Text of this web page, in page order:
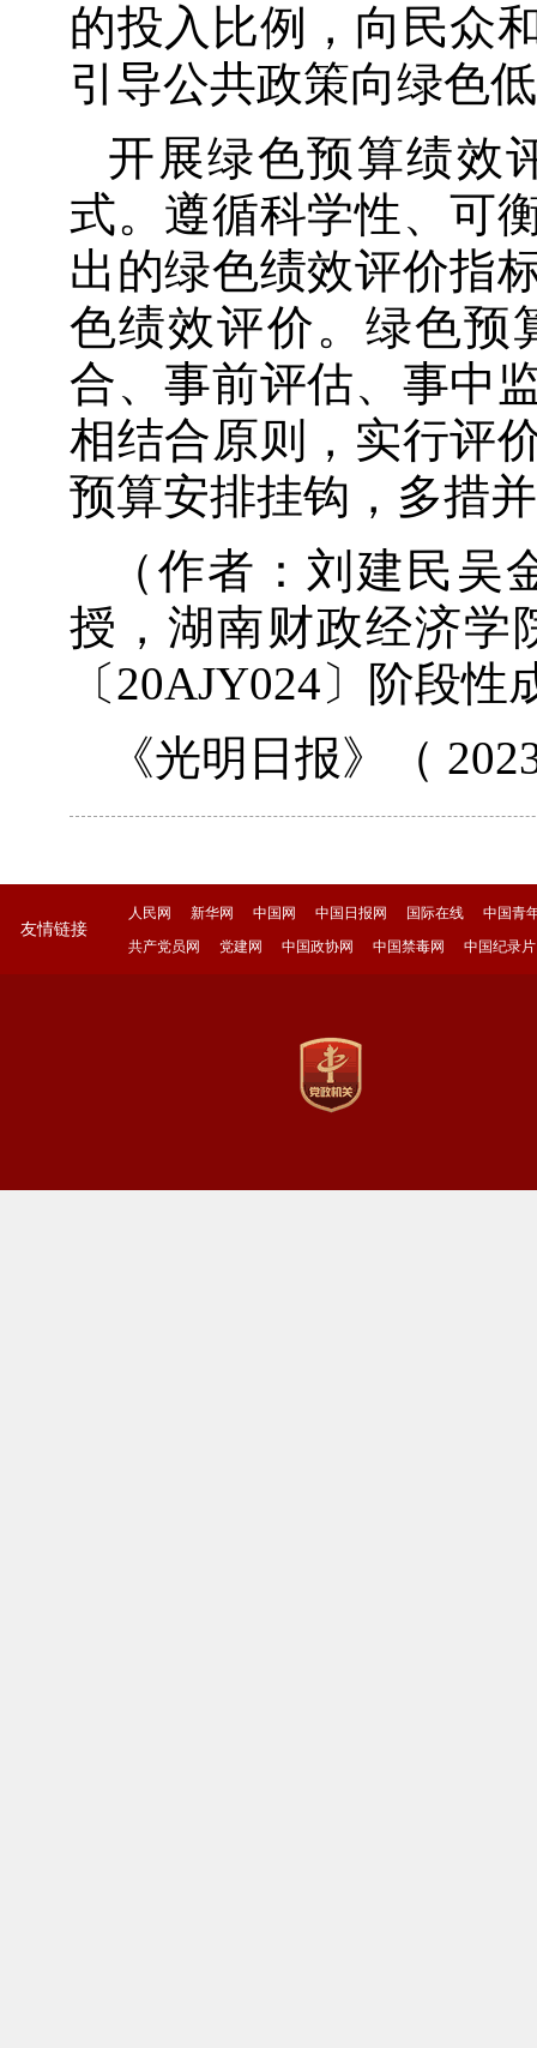
的投入比例，向民众
引导公共政策向绿色
开展绿色预算绩效
式。遵循科学性、可
出的绿色绩效评价指
色绩效评价。绿色预
合、事前评估、事中
相结合原则，实行评
预算安排挂钩，多措
（作者：刘建民
授，湖南财政经济学
〔20AJY024〕阶段性
《光明日报》（
友情链接
人民网 新华网 中国网 中国日报网 国际在线
中国青
共产党员网
党建网 中国政协网 中国禁毒网 中国纪录